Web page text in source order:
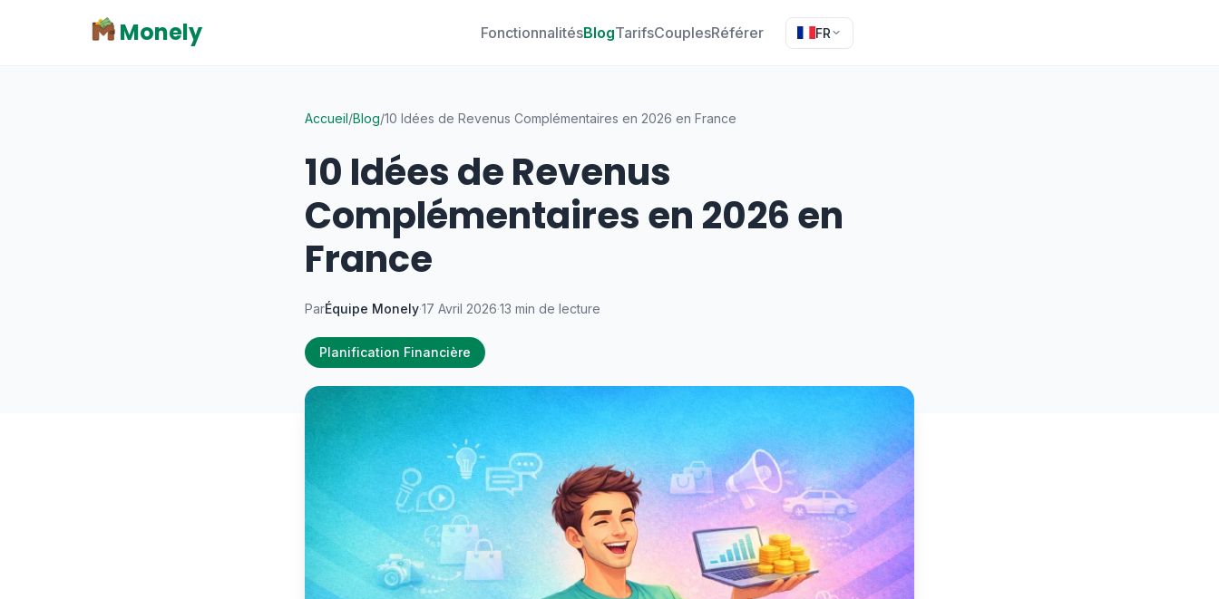
Monely FonctionnalitésBlogTarifsCouplesRéférer FR
Accueil/Blog/10 Idées de Revenus Complémentaires en 2026 en France
10 Idées de Revenus
Complémentaires en 2026 en
France
ParÉquipe Monely·17 Avril 2026·13 min de lecture
Planification Financière